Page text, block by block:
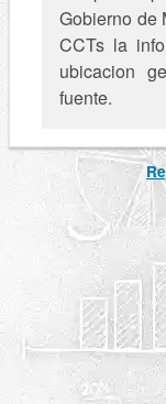
Gobierno de
CCTs la
ubicacion
fuente.